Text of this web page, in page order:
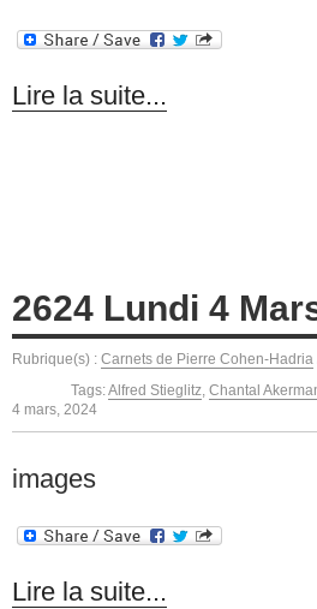
Lire la suite...
2624 Lundi 4
Rubrique(s) : Carnets de Pierre Cohen-Hadria
Tags:Alfred Stieglitz Chantal
4 mars, 2024
images
Lire la suite...